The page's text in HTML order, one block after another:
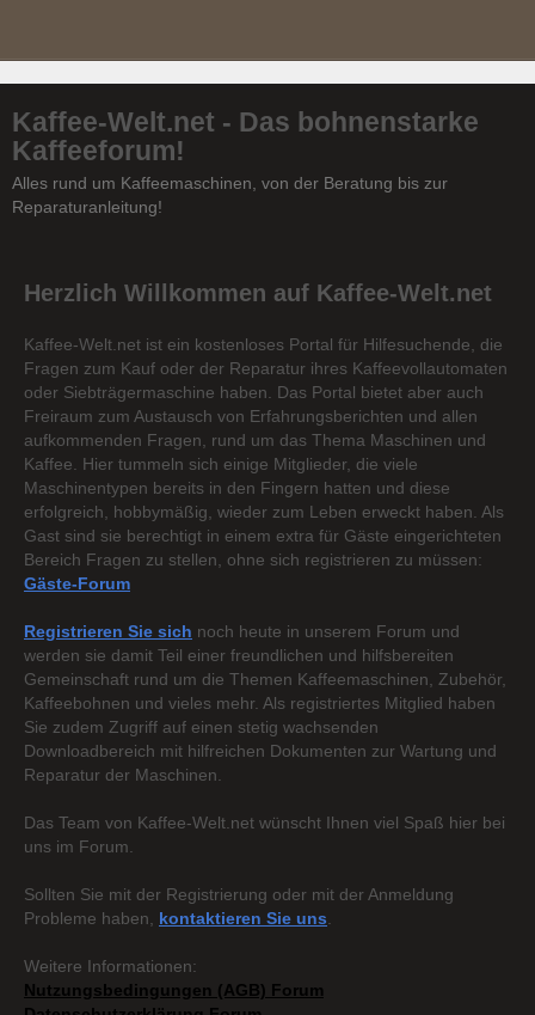
Kaffee-Welt.net - Das bohnenstarke
Kaffeeforum!
Alles rund um Kaffeemaschinen, von der Beratung bis zur
Reparaturanleitung!
Herzlich Willkommen auf Kaffee-Welt.net
Kaffee-Welt.net ist ein kostenloses Portal für Hilfesuchende, die
Fragen zum Kauf oder der Reparatur ihres Kaffeevollautomaten
oder Siebträgermaschine haben. Das Portal bietet aber auch
Freiraum zum Austausch von Erfahrungsberichten und allen
aufkommenden Fragen, rund um das Thema Maschinen und
Kaffee. Hier tummeln sich einige Mitglieder, die viele
Maschinentypen bereits in den Fingern hatten und diese
erfolgreich, hobbymäßig, wieder zum Leben erweckt haben. Als
Gast sind sie berechtigt in einem extra für Gäste eingerichteten
Bereich Fragen zu stellen, ohne sich registrieren zu müssen:
Gäste-Forum
Registrieren Sie sich noch heute in unserem Forum und
werden sie damit Teil einer freundlichen und hilfsbereiten
Gemeinschaft rund um die Themen Kaffeemaschinen, Zubehör,
Kaffeebohnen und vieles mehr. Als registriertes Mitglied haben
Sie zudem Zugriff auf einen stetig wachsenden
Downloadbereich mit hilfreichen Dokumenten zur Wartung und
Reparatur der Maschinen.
Das Team von Kaffee-Welt.net wünscht Ihnen viel Spaß hier bei
uns im Forum.
Sollten Sie mit der Registrierung oder mit der Anmeldung
Probleme haben, kontaktieren Sie uns
Weitere Informationen:
Nutzungsbedingungen (AGB) Forum